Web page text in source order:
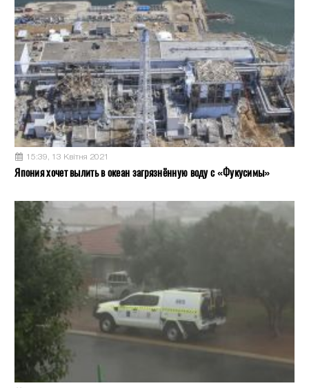
15:39, 13 Квітня 2021
Япония хочет вылить в океан загрязнённую воду с «Фукусимы»